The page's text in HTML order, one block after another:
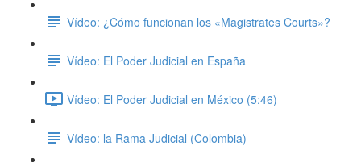
Vídeo: ¿Cómo funcionan los «Magistrates Courts»?
Vídeo: El Poder Judicial en España
Vídeo: El Poder Judicial en México (5:46)
Vídeo: la Rama Judicial (Colombia)